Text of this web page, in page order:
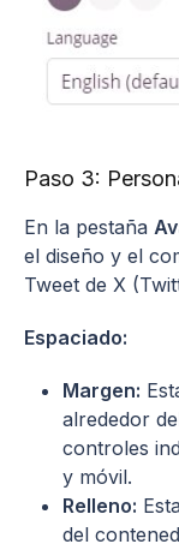
Paso 3:
En la pestaña
el diseño y el
Tweet de X
Espaciado:
Margen:
alrededor
controles
y móvil.
Relleno:
del